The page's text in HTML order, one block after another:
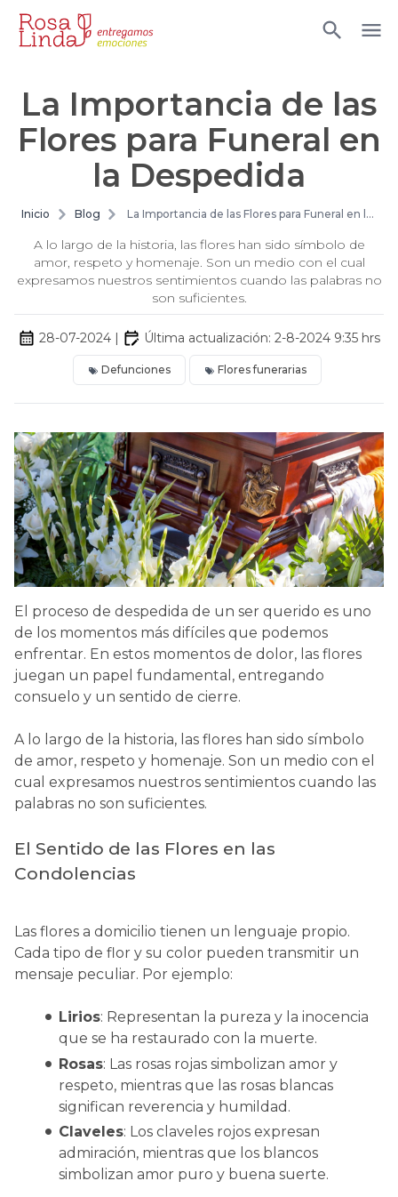
La Importancia de las
Flores para Funeral en
la Despedida
Inicio Blog
La Importancia de las Flores para Funeral en la
A lo largo de la historia, las flores han sido símbolo de
amor, respeto y homenaje. Son un medio con el cual
expresamos nuestros sentimientos cuando las palabras no
son suficientes.
28-07-2024 | Última actualización: 2-8-2024 9:35 hrs
Defunciones Flores funerarias
El proceso de despedida de un ser querido es uno
de los momentos más difíciles que podemos
enfrentar. En estos momentos de dolor, las flores
juegan un papel fundamental, entregando
consuelo y un sentido de cierre.
A lo largo de la historia, las flores han sido símbolo
de amor, respeto y homenaje. Son un medio con el
cual expresamos nuestros sentimientos cuando las
palabras no son suficientes.
El Sentido de las Flores en las
Condolencias
Las flores a domicilio tienen un lenguaje propio.
Cada tipo de flor y su color pueden transmitir un
mensaje peculiar. Por ejemplo:
Lirios: Representan la pureza y la inocencia
que se ha restaurado con la muerte.
Rosas: Las rosas rojas simbolizan amor y
respeto, mientras que las rosas blancas
significan reverencia y humildad.
Claveles: Los claveles rojos expresan
admiración, mientras que los blancos
simbolizan amor puro y buena suerte.